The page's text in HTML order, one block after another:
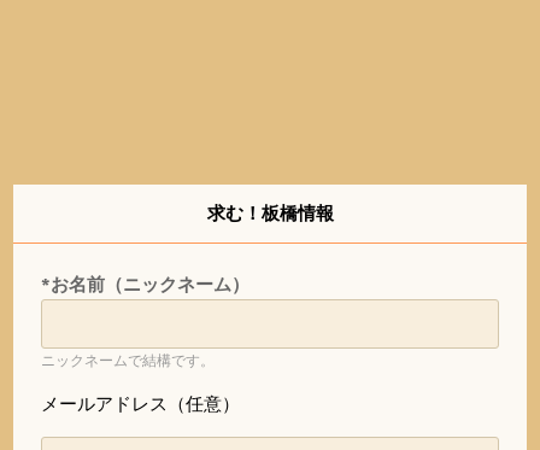
求む！板橋情報
*お名前（ニックネーム）
ニックネームで結構です。
メールアドレス（任意）